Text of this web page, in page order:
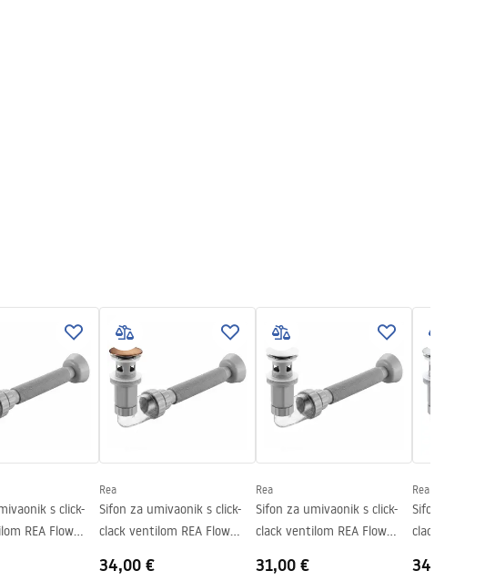
s click-
REA Flow
Rea
Sifon za umivaonik s click-
clack ventilom REA Flow
34,00 €
Rea
Sifon za umivaonik s click-
clack ventilom REA Flow
31,00 €
Rea
Sifon za
clack
34,00 €